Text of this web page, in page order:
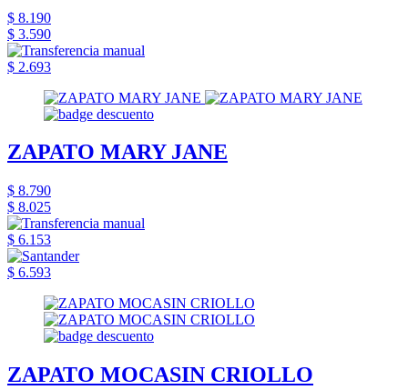
$ 8.190
$ 3.590
$ 2.693
ZAPATO MARY JANE
$ 8.790
$ 8.025
$ 6.153
$ 6.593
ZAPATO MOCASIN CRIOLLO